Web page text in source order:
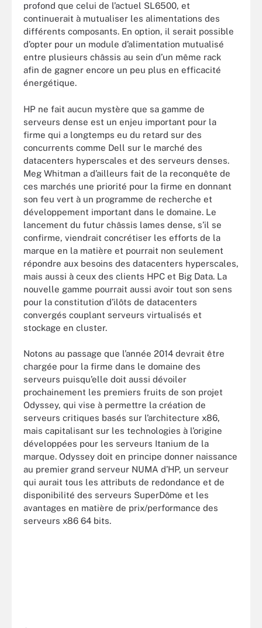
profond que celui de l’actuel SL6500, et
continuerait à mutualiser les alimentations des
différents composants. En option, il serait possible
d’opter pour un module d’alimentation mutualisé
entre plusieurs châssis au sein d’un même rack
afin de gagner encore un peu plus en efficacité
énergétique.
HP ne fait aucun mystère que sa gamme de
serveurs dense est un enjeu important pour la
firme qui a longtemps eu du retard sur des
concurrents comme Dell sur le marché des
datacenters hyperscales et des serveurs denses.
Meg Whitman a d’ailleurs fait de la reconquête de
ces marchés une priorité pour la firme en donnant
son feu vert à un programme de recherche et
développement important dans le domaine. Le
lancement du futur châssis lames dense, s’il se
confirme, viendrait concrétiser les efforts de la
marque en la matière et pourrait non seulement
répondre aux besoins des datacenters hyperscales,
mais aussi à ceux des clients HPC et Big Data. La
nouvelle gamme pourrait aussi avoir tout son sens
pour la constitution d’ilôts de datacenters
convergés couplant serveurs virtualisés et
stockage en cluster.
Notons au passage que l’année 2014 devrait être
chargée pour la firme dans le domaine des
serveurs puisqu’elle doit aussi dévoiler
prochainement les premiers fruits de son projet
Odyssey, qui vise à permettre la création de
serveurs critiques basés sur l’architecture x86,
mais capitalisant sur les technologies à l’origine
développées pour les serveurs Itanium de la
marque. Odyssey doit en principe donner naissance
au premier grand serveur NUMA d’HP, un serveur
qui aurait tous les attributs de redondance et de
disponibilité des serveurs SuperDôme et les
avantages en matière de prix/performance des
serveurs x86 64 bits.